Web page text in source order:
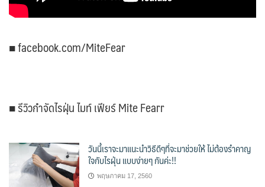
■ facebook.com/MiteFear
■ รีวิวกำจัดไรฝุ่น ไมท์ เฟียร์ Mite Fearr
วันนี้เราจะมาแนะนำวิธีดีๆที่จะมาช่วยให้ ไม่ต้องรำคาญ
ใจกับไรฝุ่น แบบง่ายๆ กันค่ะ!!
พฤษภาคม 17, 2560